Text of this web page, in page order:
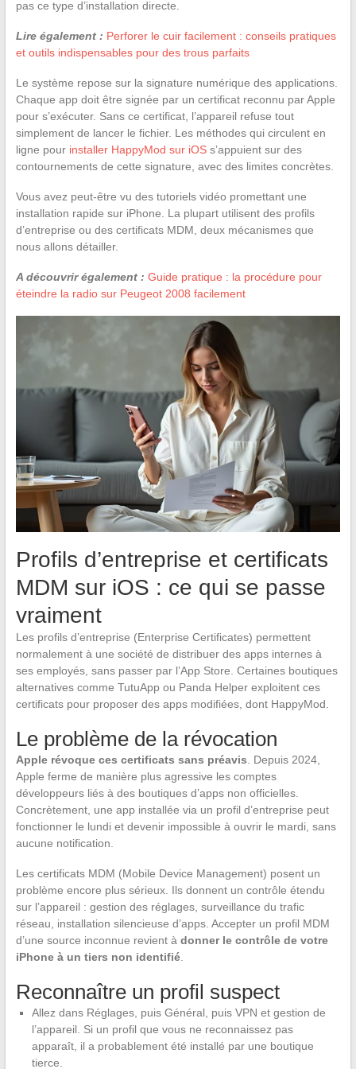
pas ce type d’installation directe.
Lire également : Perforer le cuir facilement : conseils pratiques
et outils indispensables pour des trous parfaits
Le système repose sur la signature numérique des applications.
Chaque app doit être signée par un certificat reconnu par Apple
pour s’exécuter. Sans ce certificat, l’appareil refuse tout
simplement de lancer le fichier. Les méthodes qui circulent en
ligne pour installer HappyMod sur iOSs’appuient sur des
contournements de cette signature, avec des limites concrètes.
Vous avez peut-être vu des tutoriels vidéo promettant une
installation rapide sur iPhone. La plupart utilisent des profils
d’entreprise ou des certificats MDM, deux mécanismes que
nous allons détailler.
A découvrir également : Guide pratique : la procédure pour
éteindre la radio sur Peugeot 2008 facilement
Profils d’entreprise et certificats
MDM sur iOS : ce qui se passe
vraiment
Les profils d’entreprise (Enterprise Certificates) permettent
normalement à une société de distribuer des apps internes à
ses employés, sans passer par l’App Store. Certaines boutiques
alternatives comme TutuApp ou Panda Helper exploitent ces
certificats pour proposer des apps modifiées, dont HappyMod.
Le problème de la révocation
Apple révoque ces certificats sans préavis. Depuis 2024,
Apple ferme de manière plus agressive les comptes
développeurs liés à des boutiques d’apps non officielles.
Concrètement, une app installée via un profil d’entreprise peut
fonctionner le lundi et devenir impossible à ouvrir le mardi, sans
aucune notification.
Les certificats MDM (Mobile Device Management) posent un
problème encore plus sérieux. Ils donnent un contrôle étendu
sur l’appareil : gestion des réglages, surveillance du trafic
réseau, installation silencieuse d’apps. Accepter un profil MDM
d’une source inconnue revient à donner le contrôle de votre
iPhone à un tiers non identifié.
Reconnaître un profil suspect
Allez dans Réglages, puis Général, puis VPN et gestion de
l’appareil. Si un profil que vous ne reconnaissez pas
apparaît, il a probablement été installé par une boutique
tierce.